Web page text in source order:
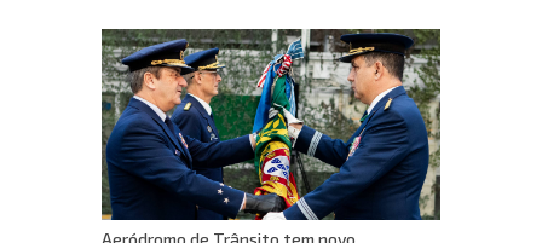
Aeródromo de Trânsito tem novo